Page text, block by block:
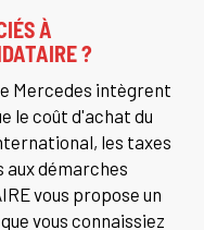
À
?
Mercedes intègrent
le coût d'achat du
les taxes
démarches
vous propose un
vous connaissiez